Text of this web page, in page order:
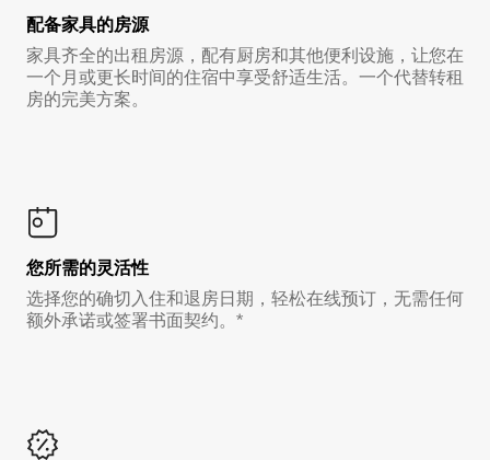
配备家具的房源
家具齐全的出租房源，配有厨房和其他便利设施，让您在
一个月或更长时间的住宿中享受舒适生活。一个代替转租
房的完美方案。
您所需的灵活性
选择您的确切入住和退房日期，轻松在线预订，无需任何
额外承诺或签署书面契约。*